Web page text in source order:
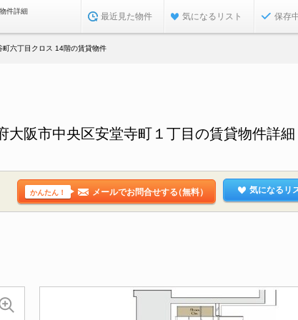
件詳細
最近見た物件 気になるリスト 保存
町六丁目クロス 14階の賃貸物件
阪市中央区安堂寺町１丁目の賃貸物件詳細
かんたん！ メールでお問合せする（無料） 気になるリ